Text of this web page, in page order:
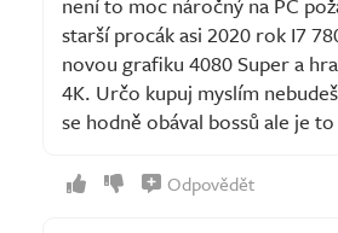
starší procák asi 2020 rok I7
novou grafiku 4080 Super a
4K. Určo kupuj myslím
se hodně obával bossů ale je
Odpovědět